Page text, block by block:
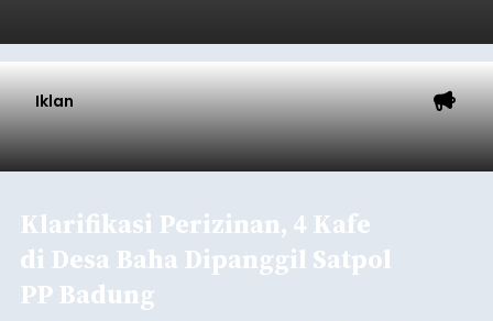
Iklan
Klarifikasi Perizinan, 4 Kafe
di Desa Baha Dipanggil Satpol
PP Badung